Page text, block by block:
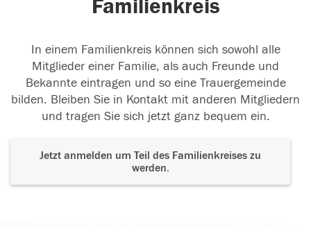
Familienkreis
In einem Familienkreis können sich sowohl alle
Mitglieder einer Familie, als auch Freunde und
Bekannte eintragen und so eine Trauergemeinde
bilden. Bleiben Sie in Kontakt mit anderen Mitgliedern
und tragen Sie sich jetzt ganz bequem ein.
Jetzt anmelden um Teil des Familienkreises zu
werden.